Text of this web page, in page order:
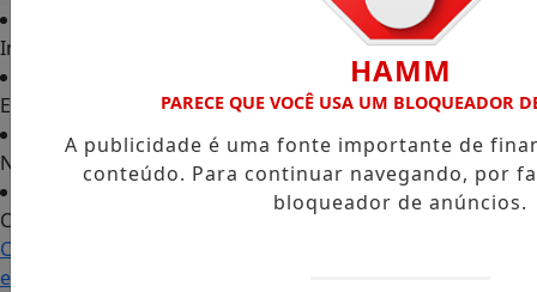
Início
Edições
Notícias
Contato
Carol Monteiro: trajetória política ganha destaque
em Porto Grande com atuação voltada ao município
HAMM
PARECE QUE VOCÊ USA UM BLOQUEADOR
A publicidade é uma fonte importante de
conteúdo. Para continuar navegando, por
bloqueador de anúncios.